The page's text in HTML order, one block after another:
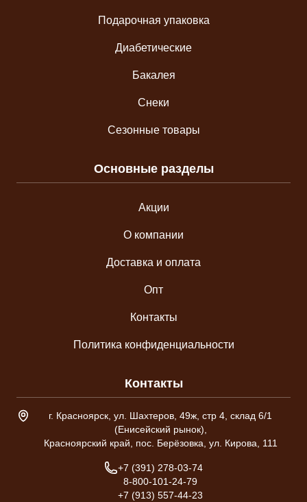
Подарочная упаковка
Диабетические
Бакалея
Снеки
Сезонные товары
Основные разделы
Акции
О компании
Доставка и оплата
Опт
Контакты
Политика конфиденциальности
Контакты
Адрес склада
г. Красноярск, ул. Шахтеров, 49ж, стр 4, склад 6/1
(Енисейский рынок),
Красноярский край, пос. Берёзовка, ул. Кирова, 111
Телефон
+7 (391) 278-03-74
8-800-101-24-79
+7 (913) 557-44-23